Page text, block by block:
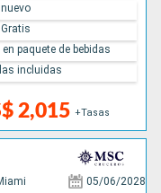
2,015 +Tasas
paquete de bebidas
incluidas
05/06/2028